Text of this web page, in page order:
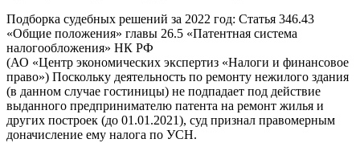
Подборка судебных решений за 2022 год: Статья 346.43
«Общие положения» главы 26.5 «Патентная система
налогообложения» НК РФ
(АО «Центр экономических экспертиз «Налоги и финансовое
право») Поскольку деятельность по ремонту нежилого здания
(в данном случае гостиницы) не подпадает под действие
выданного предпринимателю патента на ремонт жилья и
других построек (до 01.01.2021), суд признал правомерным
доначисление ему налога по УСН.